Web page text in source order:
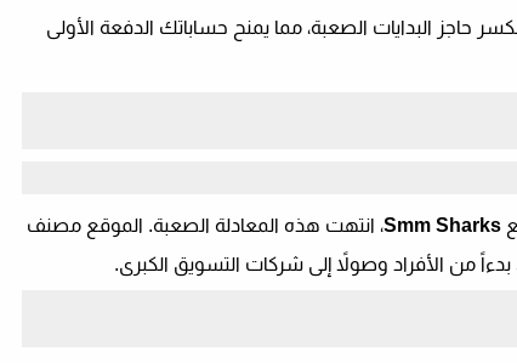
لكسر حاجز البدايات الصعبة، مما يمنح حساباتك الدفعة الأولى
Smm Sharks، انتهت هذه المعادلة الصعبة. الموقع مصنف
من الأفراد وصولاً إلى شركات التسويق الكبرى.